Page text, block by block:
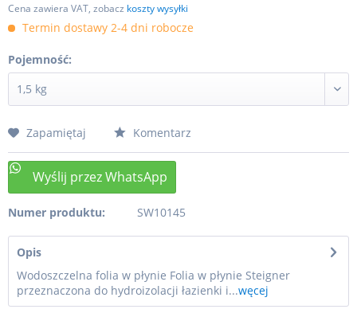
Cena zawiera VAT, zobacz koszty wysyłki
Termin dostawy 2-4 dni robocze
Pojemność:
Zapamiętaj Komentarz
Numer produktu: SW10145
Opis
Wodoszczelna folia w płynie Folia w płynie Steigner
przeznaczona do hydroizolacji łazienki i...węcej